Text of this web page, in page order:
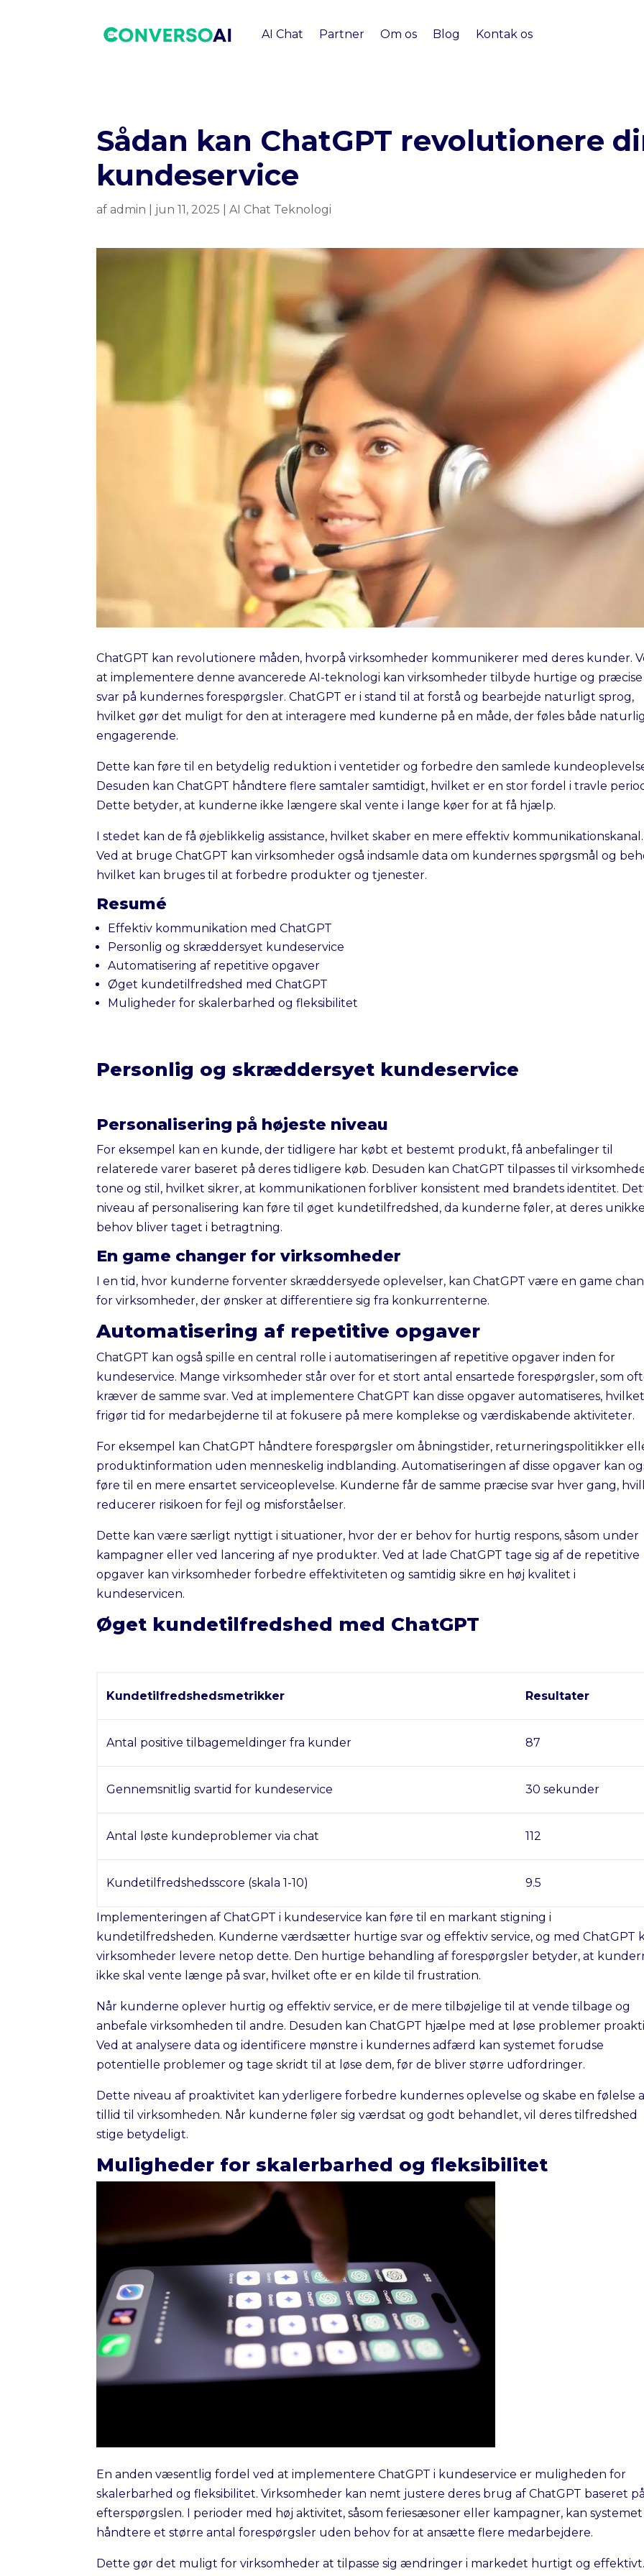
AI Chat Partner Om os Blog Kontak os
Sådan kan ChatGPT revolutionere
kundeservice
af admin jun 11, 2025 |AI Chat Teknologi
ChatGPT kan revolutionere måden, hvorpå virksomheder kommunikerer med deres kunder.
at implementere denne avancerede AI-teknologi kan virksomheder tilbyde hurtige og præcise
svar på kundernes forespørgsler. ChatGPT er i stand til at forstå og bearbejde naturligt sprog,
hvilket gør det muligt for den at interagere med kunderne på en måde, der føles både
engagerende.
Dette kan føre til en betydelig reduktion i ventetider og forbedre den samlede
Desuden kan ChatGPT håndtere flere samtaler samtidigt, hvilket er en stor fordel i travle
Dette betyder, at kunderne ikke længere skal vente i lange køer for at få hjælp.
I stedet kan de få øjeblikkelig assistance, hvilket skaber en mere effektiv kommunikationskanal.
Ved at bruge ChatGPT kan virksomheder også indsamle data om kundernes spørgsmål og
hvilket kan bruges til at forbedre produkter og tjenester.
Resumé
Effektiv kommunikation med ChatGPT
Personlig og skræddersyet kundeservice
Automatisering af repetitive opgaver
Øget kundetilfredshed med ChatGPT
Muligheder for skalerbarhed og fleksibilitet
Personlig og skræddersyet kundeservice
Personalisering på højeste niveau
For eksempel kan en kunde, der tidligere har købt et bestemt produkt, få anbefalinger til
relaterede varer baseret på deres tidligere køb. Desuden kan ChatGPT tilpasses til
tone og stil, hvilket sikrer, at kommunikationen forbliver konsistent med brandets identitet.
niveau af personalisering kan føre til øget kundetilfredshed, da kunderne føler, at deres unikke
behov bliver taget i betragtning.
En game changer for virksomheder
I en tid, hvor kunderne forventer skræddersyede oplevelser, kan ChatGPT være en game
for virksomheder, der ønsker at differentiere sig fra konkurrenterne.
Automatisering af repetitive opgaver
ChatGPT kan også spille en central rolle i automatiseringen af repetitive opgaver inden for
kundeservice. Mange virksomheder står over for et stort antal ensartede forespørgsler, som
kræver de samme svar. Ved at implementere ChatGPT kan disse opgaver automatiseres, hvilket
frigør tid for medarbejderne til at fokusere på mere komplekse og værdiskabende aktiviteter.
For eksempel kan ChatGPT håndtere forespørgsler om åbningstider, returneringspolitikker
produktinformation uden menneskelig indblanding. Automatiseringen af disse opgaver kan
føre til en mere ensartet serviceoplevelse. Kunderne får de samme præcise svar hver gang,
reducerer risikoen for fejl og misforståelser.
Dette kan være særligt nyttigt i situationer, hvor der er behov for hurtig respons, såsom under
kampagner eller ved lancering af nye produkter. Ved at lade ChatGPT tage sig af de repetitive
opgaver kan virksomheder forbedre effektiviteten og samtidig sikre en høj kvalitet i
kundeservicen.
Øget kundetilfredshed med ChatGPT
Kundetilfredshedsmetrikker Resultater
Antal positive tilbagemeldinger fra kunder 87
Gennemsnitlig svartid for kundeservice 30 sekunder
Antal løste kundeproblemer via chat 112
Kundetilfredshedsscore (skala 1-10) 9.5
Implementeringen af ChatGPT i kundeservice kan føre til en markant stigning i
kundetilfredsheden. Kunderne værdsætter hurtige svar og effektiv service, og med ChatGPT
virksomheder levere netop dette. Den hurtige behandling af forespørgsler betyder, at
ikke skal vente længe på svar, hvilket ofte er en kilde til frustration.
Når kunderne oplever hurtig og effektiv service, er de mere tilbøjelige til at vende tilbage og
anbefale virksomheden til andre. Desuden kan ChatGPT hjælpe med at løse problemer
Ved at analysere data og identificere mønstre i kundernes adfærd kan systemet forudse
potentielle problemer og tage skridt til at løse dem, før de bliver større udfordringer.
Dette niveau af proaktivitet kan yderligere forbedre kundernes oplevelse og skabe en følelse
tillid til virksomheden. Når kunderne føler sig værdsat og godt behandlet, vil deres tilfredshed
stige betydeligt.
Muligheder for skalerbarhed og fleksibilitet
En anden væsentlig fordel ved at implementere ChatGPT i kundeservice er muligheden for
skalerbarhed og fleksibilitet. Virksomheder kan nemt justere deres brug af ChatGPT baseret på
efterspørgslen. I perioder med høj aktivitet, såsom feriesæsoner eller kampagner, kan systemet
håndtere et større antal forespørgsler uden behov for at ansætte flere medarbejdere.
Dette gør det muligt for virksomheder at tilpasse sig ændringer i markedet hurtigt og effektivt.